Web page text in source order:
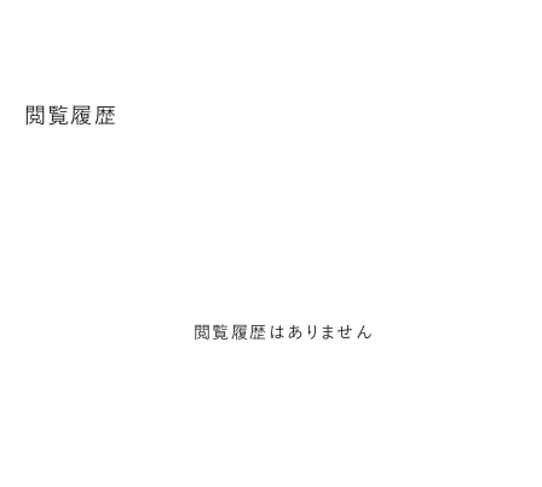
閲覧履歴
閲覧履歴はありません